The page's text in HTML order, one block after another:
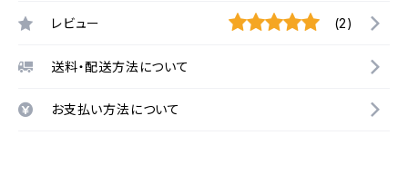
レビュー (2)
送料・配送方法について
お支払い方法について